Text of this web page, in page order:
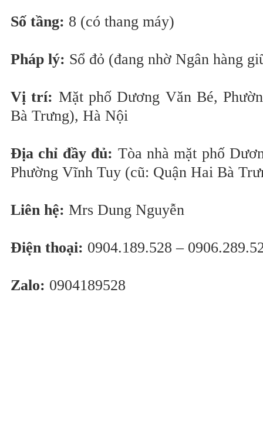
Số tầng: 8 (có thang máy)
Pháp lý: Sổ đỏ (đang nhờ Ngân hàng
Vị trí: Mặt phố Dương Văn Bé,
Bà Trưng), Hà Nội
Địa chỉ đầy đủ: Tòa nhà mặt phố
Phường Vĩnh Tuy (cũ: Quận Hai Bà
Liên hệ: Mrs Dung Nguyễn
Điện thoại: 0904.189.528 –
Zalo: 0904189528